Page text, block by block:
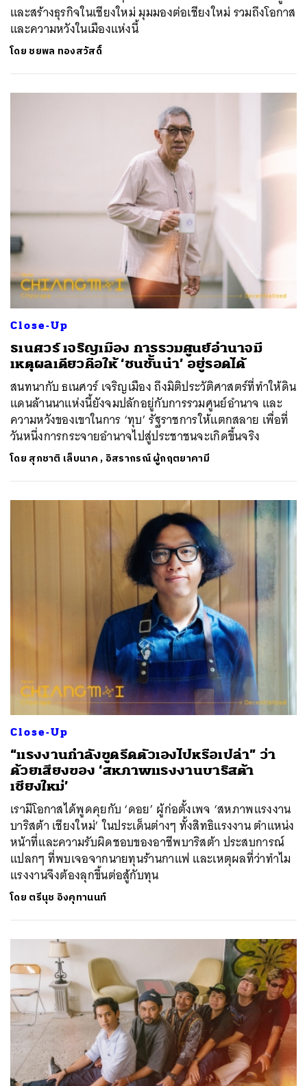
และสร้างธุรกิจในเชียงใหม่ มุมมองต่อเชียงใหม่ รวมถึงโอกาส
และความหวังในเมืองแห่งนี้
โดย ชยพล ทองสวัสดิ์
Close-Up
ธเนศวร์ เจริญเมือง การรวมศูนย์อำนาจมี
เหตุผลเดียวคือให้ ‘ชนชั้นนำ’ อยู่รอดได้
สนทนากับ ธเนศวร์ เจริญเมือง ถึงมิติประวัติศาสตร์ที่ทำให้ดิน
แดนล้านนาแห่งนี้ยังจมปลักอยู่กับการรวมศูนย์อำนาจ และ
ความหวังของเขาในการ ‘ทุบ’ รัฐราชการให้แตกสลาย เพื่อที่
วันหนึ่งการกระจายอำนาจไปสู่ประชาชนจะเกิดขึ้นจริง
โดย สุภชาติ เล็บนาค , อิสรากรณ์ ผู้กฤตยาคามี
Close-Up
“แรงงานกำลังขูดรีดตัวเองไปหรือเปล่า” ว่า
ด้วยเสียงของ ‘สหภาพแรงงานบาริสต้า
เชียงใหม่’
เรามีโอกาสได้พูดคุยกับ ‘ดอย’ ผู้ก่อตั้งเพจ ‘สหภาพแรงงาน
บาริสต้า เชียงใหม่’ ในประเด็นต่างๆ ทั้งสิทธิแรงงาน ตำแหน่ง
หน้าที่และความรับผิดชอบของอาชีพบาริสต้า ประสบการณ์
แปลกๆ ที่พบเจอจากนายทุนร้านกาแฟ และเหตุผลที่ว่าทำไม
แรงงานจึงต้องลุกขึ้นต่อสู้กับทุน
โดย ตรีนุช อิงคุทานนท์